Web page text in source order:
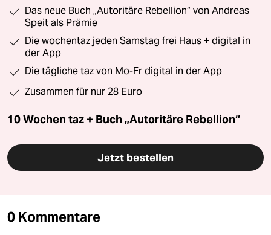
Das neue Buch „Autoritäre Rebellion“ von Andreas
Speit als Prämie
Die wochentaz jeden Samstag frei Haus + digital in
der App
Die tägliche taz von Mo-Fr digital in der App
Zusammen für nur 28 Euro
10 Wochen taz + Buch „Autoritäre Rebellion“
Jetzt bestellen
0 Kommentare